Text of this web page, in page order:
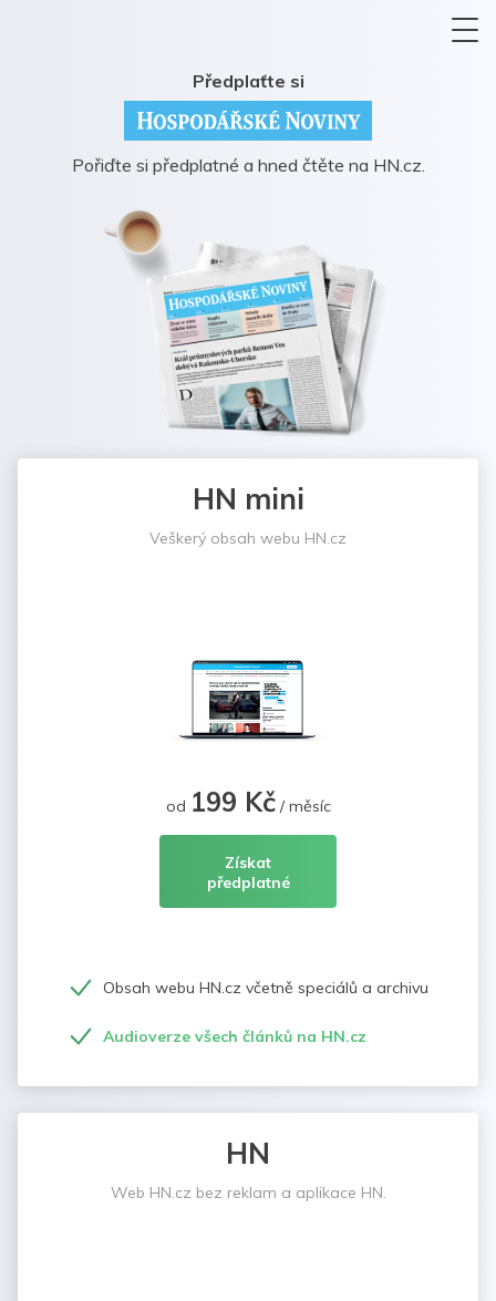
Předplaťte si
Pořiďte si předplatné a hned čtěte na HN.cz.
HN mini
Veškerý obsah webu HN.cz
od 199 Kč/ měsíc
Získat
předplatné
Obsah webu HN.cz včetně speciálů a archivu
Audioverze všech článků na HN.cz
HN
Web HN.cz bez reklam a aplikace HN.